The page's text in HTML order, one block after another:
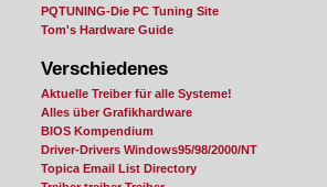
PQTUNING-Die PC Tuning Site
Tom's Hardware Guide
Verschiedenes
Aktuelle Treiber für alle Systeme!
Alles über Grafikhardware
BIOS Kompendium
Driver-Drivers Windows95/98/2000/NT
Topica Email List Directory